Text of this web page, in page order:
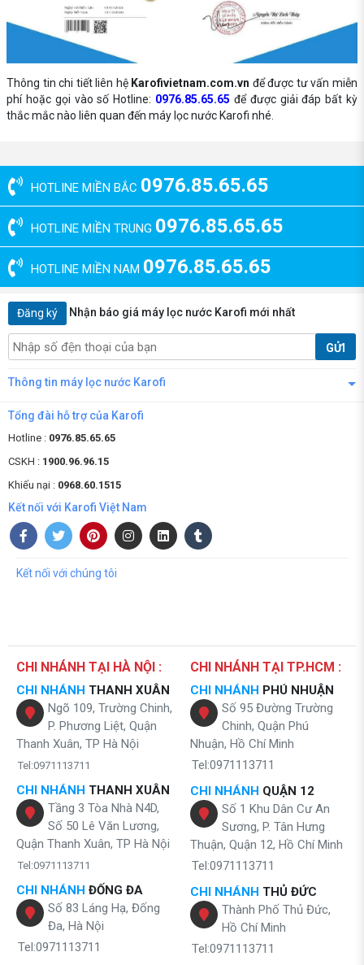
Thông tin chi tiết liên hệ Karofivietnam.com.vn để được tư vấn miễn
phí hoặc gọi vào số Hotline: 0976.85.65.65 để được giải đáp bất kỳ
thắc mắc nào liên quan đến máy lọc nước Karofi nhé.
HOTLINE MIỀN BẮC 0976.85.65.65
HOTLINE MIỀN TRUNG 0976.85.65.65
HOTLINE MIỀN NAM 0976.85.65.65
Đăng ký Nhận báo giá máy lọc nước Karofi mới nhất
GỬI
Thông tin máy lọc nước Karofi
Tổng đài hỗ trợ của Karofi
Hotline : 0976.85.65.65
CSKH : 1900.96.96.15
Khiếu nại : 0968.60.1515
Kết nối với Karofi Việt Nam
Kết nối với chúng tôi
CHI NHÁNH TẠI HÀ NỘI :
CHI NHÁNH THANH XUÂN
Ngõ 109, Trường Chinh,
P. Phương Liệt, Quận
Thanh Xuân, TP Hà Nội
Tel:0971113711
CHI NHÁNH THANH XUÂN
Tầng 3 Tòa Nhà N4D,
Số 50 Lê Văn Lương,
Quận Thanh Xuân, TP Hà Nội
Tel:0971113711
CHI NHÁNH ĐỐNG ĐA
Số 83 Láng Hạ, Đống
Đa, Hà Nội
Tel:0971113711
CHI NHÁNH TẠI TP.HCM :
CHI NHÁNH PHÚ NHUẬN
Số 95 Đường Trường
Chinh, Quận Phú
Nhuận, Hồ Chí Minh
Tel:0971113711
CHI NHÁNH QUẬN 12
Số 1 Khu Dân Cư An
Sương, P. Tân Hưng
Thuận, Quận 12, Hồ Chí Minh
Tel:0971113711
CHI NHÁNH THỦ ĐỨC
Thành Phố Thủ Đức,
Hồ Chí Minh
Tel:0971113711